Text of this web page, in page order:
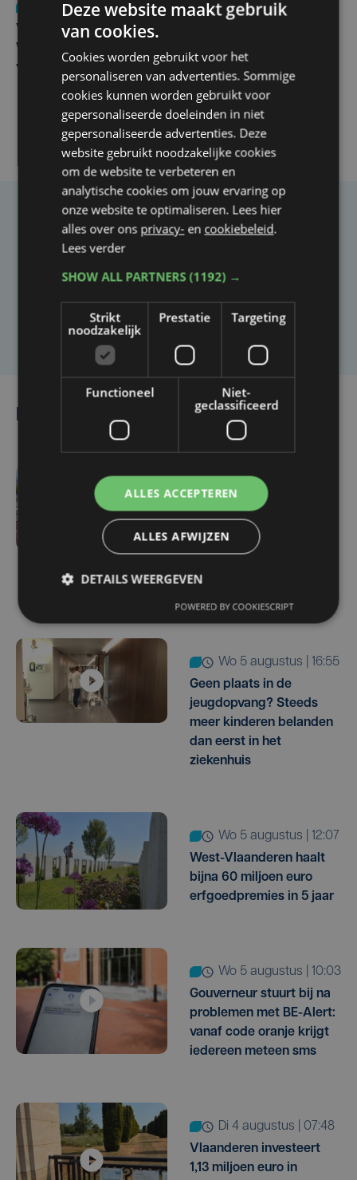
Nieuws
wo 5 augustus | 11:57
Vier Oostendse gynaecologen versterken dienst in AZ
West, dat ook een nieuwe voltijdse gynaecoloog
verwelkomt
Taalfout opgemerkt?
Heb je een taal- of schrijffout opgemerkt in dit
artikel?
Laat het ons weten
Lees ook
do 6 augustus | 16:44
Veurne moet zo'n twee
miljoen euro aan
onrechtmatig
terugbetalen
wo 5 augustus | 16:55
Geen plaats in de
jeugdopvang? Steeds
meer kinderen belanden
dan eerst in het
ziekenhuis
wo 5 augustus | 12:07
West-Vlaanderen haalt
bijna 60 miljoen euro
erfgoedpremies in 5 jaar
wo 5 augustus | 10:03
Gouverneur stuurt bij na
problemen met BE-Alert:
vanaf code oranje krijgt
iedereen meteen sms
di 4 augustus | 07:48
Vlaanderen investeert
1,13 miljoen euro in
Deze website maakt gebruik
van cookies.
Cookies worden gebruikt voor het
personaliseren van advertenties. Sommige
cookies kunnen worden gebruikt voor
gepersonaliseerde doeleinden in niet
gepersonaliseerde advertenties. Deze
website gebruikt noodzakelijke cookies
om de website te verbeteren en
analytische cookies om jouw ervaring op
onze website te optimaliseren. Lees hier
alles over ons privacy- en cookiebeleid.
Lees verder
SHOW ALL PARTNERS(1192) →
Strikt
noodzakelijk
Prestatie Targeting
Functioneel
Niet-
geclassificeerd
ALLES ACCEPTEREN
ALLES AFWIJZEN
DETAILS WEERGEVEN
POWERED BY COOKIESCRIPT